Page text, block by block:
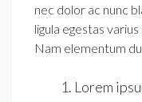
nec dolor ac nunc
ligula egestas
Nam elementum
Lorem